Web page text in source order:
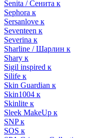
Senita / Сенита к
Sephora к
Sersanlove к
Seventeen к
Severina к
Sharline / Шарлин к
Shary к
Sigil inspired к
Silife к
Skin Guardian к
Skin1004 к
Skinlite к
Sleek MakeUp к
SNP к
SOS к